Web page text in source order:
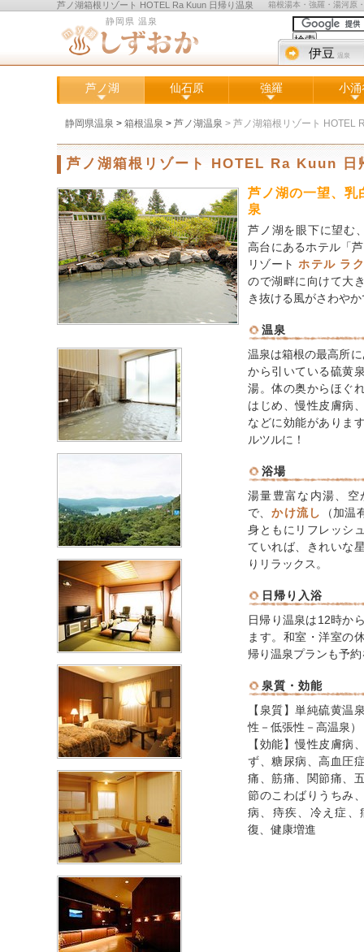
芦ノ湖箱根リゾート HOTEL Ra Kuun 日帰り温泉 箱根湯本・強羅・湯河原
静岡県 温泉
伊豆 温泉
芦ノ湖 仙石原 強羅 小涌
静岡県温泉 > 箱根温泉 > 芦ノ湖温泉 > 芦ノ湖箱根リゾート HOTEL
芦ノ湖箱根リゾート HOTEL Ra Kuun 日
芦ノ湖の一望、乳
泉
芦ノ湖を眼下に望む
高台にあるホテル「
リゾート ホテル ラ
ので湖畔に向けて大
き抜ける風がさわや
温泉
温泉は箱根の最高所
から引いている硫黄
湯。体の奥からほぐ
はじめ、慢性皮膚病
などに効能がありま
ルツルに！
浴場
湯量豊富な内湯、
で、 かけ流し
（加温
身ともにリフレッシ
ていれば、きれいな
りリラックス。
日帰り入浴
日帰り温泉は12時か
ます。和室・洋室の
帰り温泉プランも予
泉質・効能
【泉質】単純硫黄温
性－低張性－高温泉）
【効能】慢性皮膚病
ず、糖尿病、高血圧
痛、筋痛、関節痛、
節のこわばりうちみ
病、痔疾、冷え症
復、健康増進